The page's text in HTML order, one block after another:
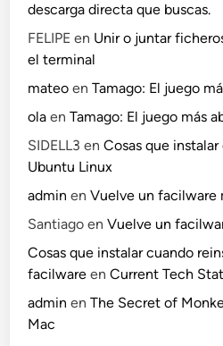
descarga directa que buscas.
FELIPE en Unir o juntar
el terminal
mateo enTamago: El juego
ola enTamago: El juego más
SIDELL3 enCosas que
Ubuntu Linux
admin enVuelve un facilware
Santiago enVuelve un
Cosas que instalar cuando
facilware enCurrent Tech
admin enThe Secret of
Mac